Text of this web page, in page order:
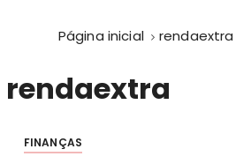
Página inicial rendaextra
rendaextra
FINANÇAS